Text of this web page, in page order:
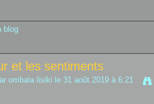
blog
et les sentiments
ombala lisiki le 31 août 2019 à 6:21